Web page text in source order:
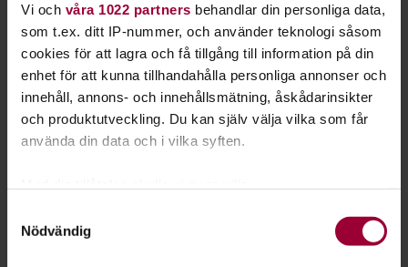
Vi och våra 1022 partners behandlar din personliga data,
som t.ex. ditt IP-nummer, och använder teknologi såsom
cookies för att lagra och få tillgång till information på din
enhet för att kunna tillhandahålla personliga annonser och
innehåll, annons- och innehållsmätning, åskådarinsikter
och produktutveckling. Du kan själv välja vilka som får
använda din data och i vilka syften.
som kan ha en noggrannhet på upp till flera meter
Nödvändig
(Anna Ahlstedt, Studiefrämjandet Östergötland)
Om Kulturkartan
Kulturkartan görs av World Values Survey. Den är baserad på
ett urval frågor och ger en sammanfattande bild av hur olika
länder i världen placerar sig utifrån medborgarnas svar på
ett antal frågor rörande värderingar.
Om Centralen
På mötesplatsen Centralen skapar vi kunskaps- och
erfarenhetsutbyten genom möten, utbildning, information